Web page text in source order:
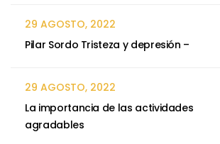
29 AGOSTO, 2022
Pilar Sordo Tristeza y depresión –
29 AGOSTO, 2022
La importancia de las actividades
agradables